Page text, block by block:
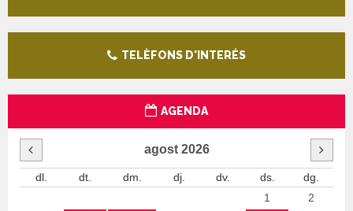
TELÈFONS D'INTERÉS
AGENDA
agost 2026
dl. dt. dm. dj. dv. ds.
dg.
1
2